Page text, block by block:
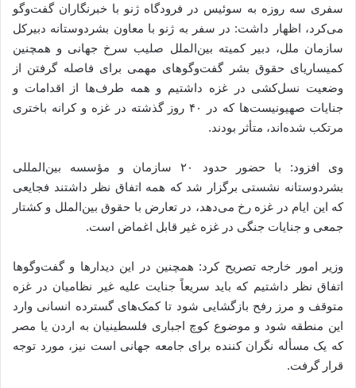
سفری سه روزه به سوئیس در فرودگاه ژنو با خبرنگاران گفت‌وگو
می‌کرد، اظهار داشت: در سفر به ژنو با معاون بشردوستانه دبیرکل
سازمان ملل، دبیر کمیته بین‌الملل صلیب سرخ جهانی و همچنین
کمیساریای حقوق بشر گفت‌وگوهای مهمی برای فاصله گرفتن از
وضعیت نسل‌کشی در غزه داشتیم و همه طرف‌ها از اقدامات و
جنایات صهیونیست‌ها که در ۴۰ روز گذشته در غزه و کرانه باختری
مرتکب شده‌اند، متأثر بودند.
وی افزود: با حضور حدود ۲۰ سازمان و مؤسسه بین‌المللی
بشردوستانه نشستی برگزار شد که همه اتفاق نظر داشتند فجایعی
که این ایام در غزه رخ می‌دهد، در تعارض با حقوق بین‌الملل و کشتار
جمعی و جنایات جنگی در غزه غیر قابل اغماض است.
وزیر امور خارجه تصریح کرد: همچنین در این دیدارها و گفت‌وگوها
اتفاق نظر داشتیم که باید سریعاً جنایت علیه غیر نظامیان در غزه
متوقف و مرز رفح بازگشایی شود تا کمک‌های گسترده انسانی وارد
این منطقه شود و موضوع کوچ اجباری فلسطینیان به اردن یا مصر
که یک مسأله نگران کننده برای جامعه جهانی است نیز، مورد توجه
قرار گرفت.